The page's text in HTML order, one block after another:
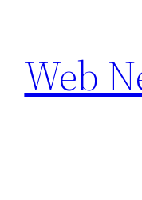
contenu
Web